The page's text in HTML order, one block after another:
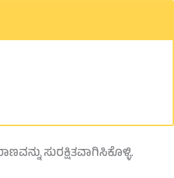
ಸುರಕ್ಷಿತವಾಗಿಸಿಕೊಳ್ಳಿ.